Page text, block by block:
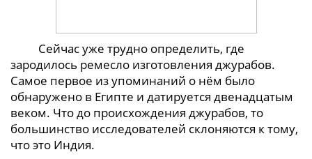
Сейчас уже трудно определить, где
зародилось ремесло изготовления джурабов.
Самое первое из упоминаний о нём было
обнаружено в Египте и датируется двенадцатым
веком. Что до происхождения джурабов, то
большинство исследователей склоняются к тому,
что это Индия.